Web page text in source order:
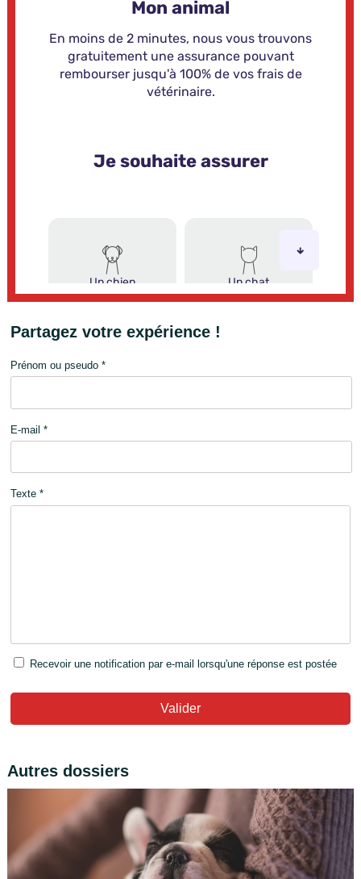
Partagez votre expérience !
Prénom ou pseudo *
E-mail *
Texte *
Recevoir une notification par e-mail lorsqu'une réponse est postée
Valider
Autres dossiers